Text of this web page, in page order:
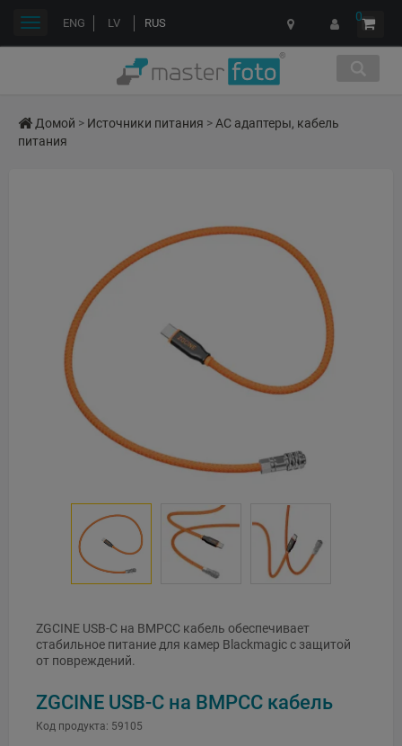
ENG LV RUS 0
Переключить
Домой > Источники питания >AC адаптеры, кабель
питания
ZGCINE USB-C на BMPCC кабель обеспечивает
стабильное питание для камер Blackmagic с защитой
от повреждений.
ZGCINE USB-C на BMPCC кабель
Код продукта: 59105